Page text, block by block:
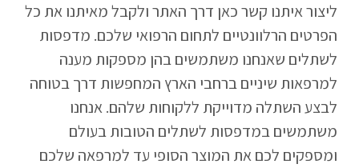
ליצור איתנו קשר כאן דרך האתר ולקבל מאיתנו את כל
הפרטים הרלוונטיים לתחום הרפואי שלכם. מדפסות
לשתלים שאנחנו משתמשים בהן מספקות מענה
למרפאות שיניים ברחבי הארץ המחפשות דרך בטוחה
לבצע השתלה מדוייקת ללקוחות שלהם. אנחנו
משתמשים במדפסות לשתלים הטובות בעולם
ומספקים לכם את המוצר הסופי עד למרפאה שלכם